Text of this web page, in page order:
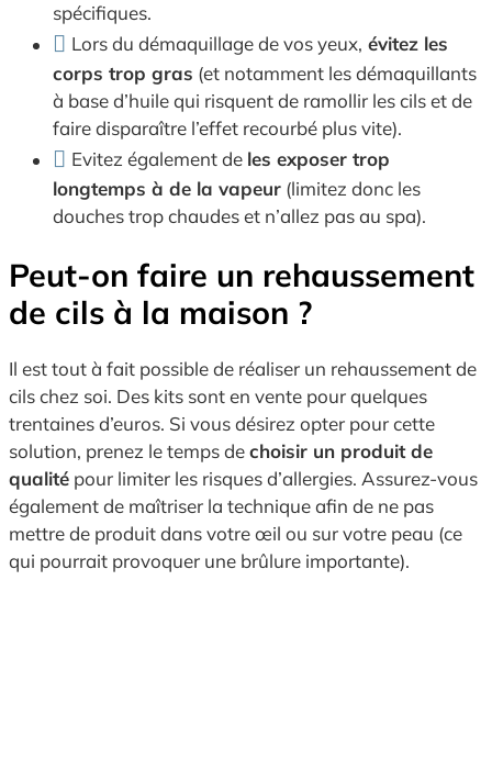
spécifiques.
Lors du démaquillage de vos yeux, évitez les
corps trop gras (et notamment les démaquillants
à base d’huile qui risquent de ramollir les cils et de
faire disparaître l’effet recourbé plus vite).
Evitez également de les exposer trop
longtemps à de la vapeur (limitez donc les
douches trop chaudes et n’allez pas au spa).
Peut-on faire un rehaussement
de cils à la maison ?
Il est tout à fait possible de réaliser un rehaussement de
cils chez soi. Des kits sont en vente pour quelques
trentaines d’euros. Si vous désirez opter pour cette
solution, prenez le temps dechoisir un produit de
qualité pour limiter les risques d’allergies. Assurez-vous
également de maîtriser la technique afin de ne pas
mettre de produit dans votre œil ou sur votre peau (ce
qui pourrait provoquer une brûlure importante).